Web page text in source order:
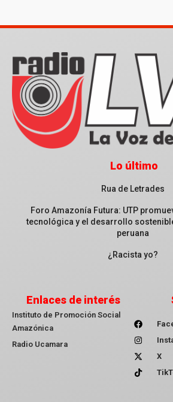
Lo último
Rua de Letrades
Foro Amazonía Futura: UTP
tecnológica y el desarrollo
peruana
¿Racista yo?
Enlaces de interés
Instituto de Promoción Social
Amazónica
Radio Ucamara
X